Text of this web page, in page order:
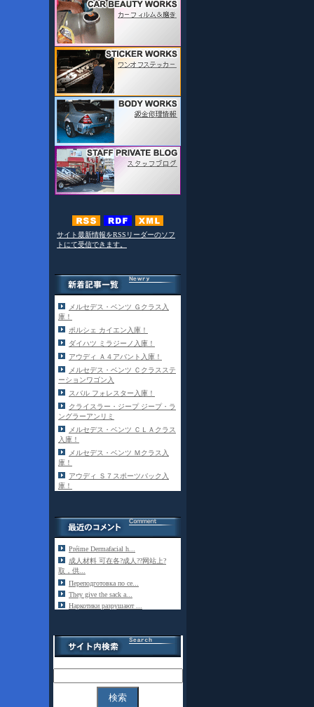
サイト最新情報をRSSリーダーのソフ
トにて受信できます。
メルセデス・ベンツ Ｇクラス入
庫！
ポルシェ カイエン入庫！
ダイハツ ミラジーノ入庫！
アウディ Ａ４アバント入庫！
メルセデス・ベンツ Ｃクラスステ
ーションワゴン入
スバル フォレスター入庫！
クライスラー・ジープ ジープ・ラ
ングラーアンリミ
メルセデス・ベンツ ＣＬＡクラス
入庫！
メルセデス・ベンツ Ｍクラス入
庫！
アウディ Ｓ７スポーツバック入
庫！
Préime Dermafacial h...
成人材料 可在各?成人??网站上?
取，供...
Переподготовка по се...
They give the sack a...
Наркотики разрушают ...